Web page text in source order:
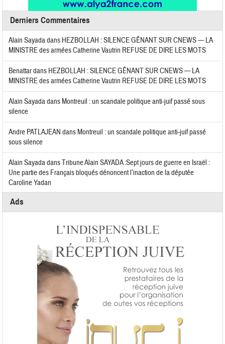
Derniers Commentaires
Alain Sayadadans HEZBOLLAH : SILENCE GÊNANT SUR CNEWS — LA
MINISTRE des armées Catherine Vautrin REFUSE DE DIRE LES MOTS
Benattardans HEZBOLLAH : SILENCE GÊNANT SUR CNEWS — LA
MINISTRE des armées Catherine Vautrin REFUSE DE DIRE LES MOTS
Alain Sayadadans Montreuil : un scandale politique anti-juif passé sous
silence
Andre PATLAJEAN dans Montreuil : un scandale politique anti-juif passé
sous silence
Alain SayadadansTribune Alain SAYADA :Sept jours de guerre en Israël :
Une partie des Français bloqués dénoncent l’inaction de la députée
Caroline Yadan
Ads